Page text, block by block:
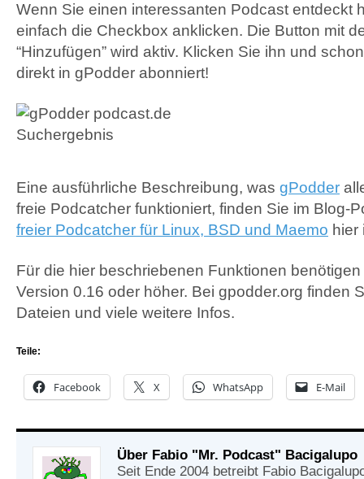
Wenn Sie einen interessanten Podcast entdeckt
einfach die Checkbox anklicken. Die Button mit
“Hinzufügen” wird aktiv. Klicken Sie ihn und
direkt in gPodder abonniert!
Eine ausführliche Beschreibung, was gPodder
freie Podcatcher funktioniert, finden Sie im Blog-
freier Podcatcher für Linux, BSD und Maemo hier
Für die hier beschriebenen Funktionen
Version 0.16 oder höher. Bei gpodder.org finden
Dateien und viele weitere Infos.
Teile:
Facebook X WhatsApp E-Mail
Über Fabio "Mr. Podcast" Bacigalupo
Seit Ende 2004 betreibt Fabio